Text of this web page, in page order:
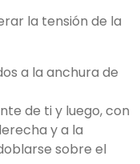
la tensión de la
a la anchura de
de ti y luego, con
y a la
sobre el